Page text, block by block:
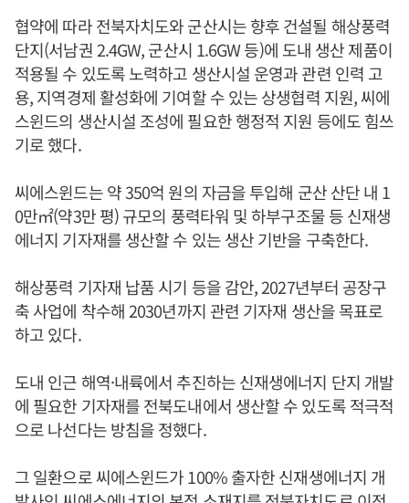
협약에 따라 전북자치도와 군산시는 향후 건설될 해상풍력
단지(서남권 2.4GW, 군산시 1.6GW 등)에 도내 생산 제품이
적용될 수 있도록 노력하고 생산시설 운영과 관련 인력 고
용, 지역경제 활성화에 기여할 수 있는 상생협력 지원, 씨에
스윈드의 생산시설 조성에 필요한 행정적 지원 등에도 힘쓰
기로 했다.
씨에스윈드는 약 350억 원의 자금을 투입해 군산 산단 내 1
0만㎡(약3만 평) 규모의 풍력타워 및 하부구조물 등 신재생
에너지 기자재를 생산할 수 있는 생산 기반을 구축한다.
해상풍력 기자재 납품 시기 등을 감안, 2027년부터 공장구
축 사업에 착수해 2030년까지 관련 기자재 생산을 목표로
하고 있다.
도내 인근 해역·내륙에서 추진하는 신재생에너지 단지 개발
에 필요한 기자재를 전북도내에서 생산할 수 있도록 적극적
으로 나선다는 방침을 정했다.
그 일환으로 씨에스윈드가 100% 출자한 신재생에너지 개